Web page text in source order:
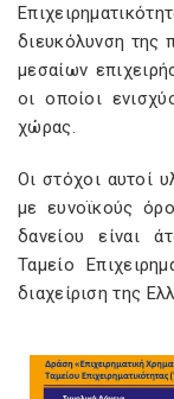
διευκόλυνση της
μεσαίων
οι οποίοι
χώρας.
Οι στόχοι αυτοί
με ευνοϊκούς
δανείου είναι
Ταμείο
διαχείριση της